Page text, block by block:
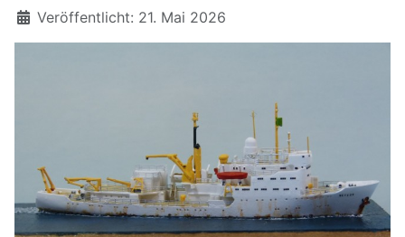
Details
Veröffentlicht: 21. Mai 2026